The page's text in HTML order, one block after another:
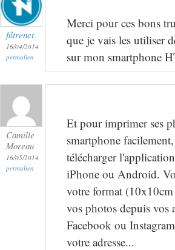
filtrenet
16/04/2014
permalien
Merci pour ces bons
que je vais les utiliser
sur mon smartphone
Camille
Moreau
16/05/2014
permalien
Et pour imprimer ses
smartphone
télécharger
iPhone ou Android.
votre format
vos photos depuis vos
Facebook ou
votre adresse...